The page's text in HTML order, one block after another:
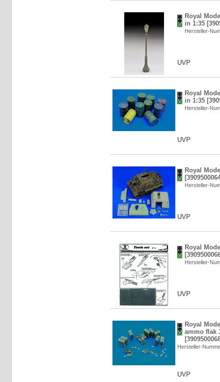
Royal
in 1:35
Hersteller-
UVP
Royal
in 1:35
Hersteller-
UVP
Royal
Hersteller-
UVP
Royal
Hersteller-
UVP
Royal
ammo flak
Hersteller-
UVP